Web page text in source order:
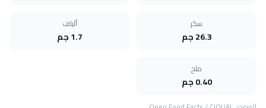
سكر
26.3 جم
ألياف
1.7 جم
ملح
0.40 جم